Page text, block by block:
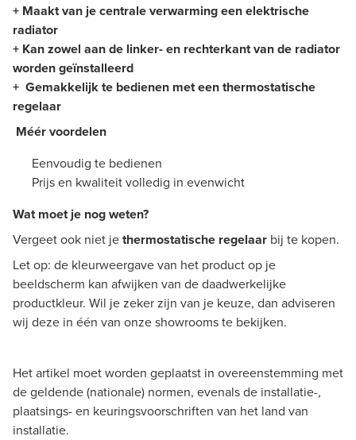
+ Maakt van je centrale verwarming een elektrische
radiator
+ Kan zowel aan de linker- en rechterkant van de radiator
worden geïnstalleerd
+ Gemakkelijk te bedienen met een thermostatische
regelaar
Méér voordelen
Eenvoudig te bedienen
Prijs en kwaliteit volledig in evenwicht
Wat moet je nog weten? ​
Vergeet ook niet jethermostatische regelaar bij te kopen.
Let op: de kleurweergave van het product op je
beeldscherm kan afwijken van de daadwerkelijke
productkleur. Wil je zeker zijn van je keuze, dan adviseren
wij deze in één van onze showrooms te bekijken.
Het artikel moet worden geplaatst in overeenstemming met
de geldende (nationale) normen, evenals de installatie-,
plaatsings- en keuringsvoorschriften van het land van
installatie.